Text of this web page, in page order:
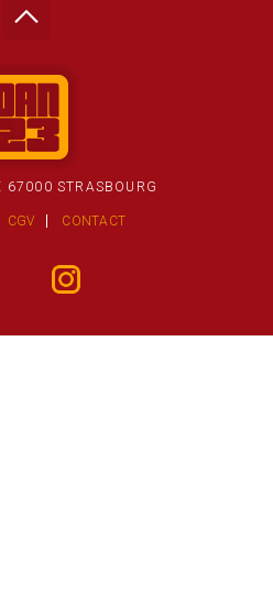
67000 STRASBOURG
CGV CONTACT